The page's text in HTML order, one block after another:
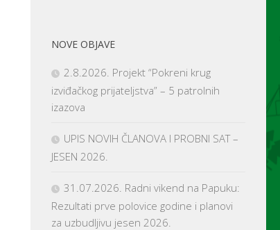
NOVE OBJAVE
2.8.2026. Projekt “Pokreni krug
izviđačkog prijateljstva” – 5 patrolnih
izazova
UPIS NOVIH ČLANOVA I PROBNI SAT –
JESEN 2026.
31.07.2026. Radni vikend na Papuku:
Rezultati prve polovice godine i planovi
za uzbudljivu jesen 2026.